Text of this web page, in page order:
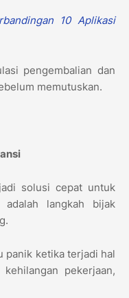
10 Aplikasi
pengembalian dan
memutuskan.
solusi cepat untuk
adalah langkah bijak
panik ketika terjadi hal
pekerjaan,